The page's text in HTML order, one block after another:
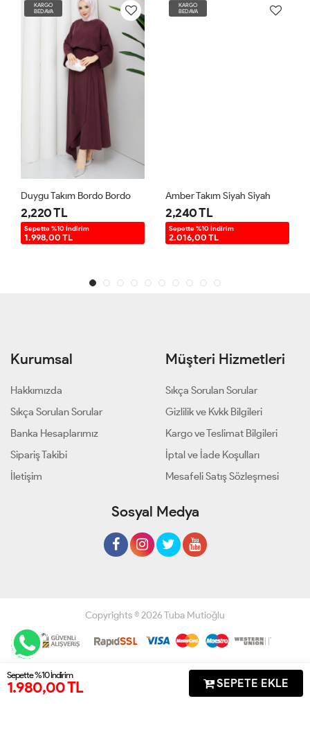
Sepette %10 İndirim
1.980,00 TL SEPETE EKLE
KARGO
BEDAVA
Duygu Takım Bordo Bordo
2,220 TL
Sepette %10 İndirim
1.998,00 TL
KARGO
BEDAVA
Amber Takım Siyah Siyah
2,240 TL
Sepette %10 İndirim
2.016,00 TL
Kurumsal
Hakkımızda
Sıkça Sorulan Sorular
Banka Hesaplarımız
Sipariş Takibi
İletişim
Müşteri Hizmetleri
Sıkça Sorulan Sorular
Gizlilik ve Kvkk Bilgileri
Kargo ve Teslimat Bilgileri
İptal ve İade Koşulları
Mesafeli Satış Sözleşmesi
Sosyal Medya
Copyrights © 2026 Tuba Mutioğlu
Geliştir - powered by innovation
Anasayfa Üye Girişi Sipariş Takibi İletişim